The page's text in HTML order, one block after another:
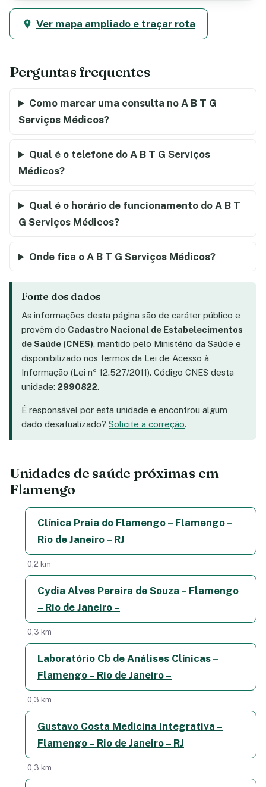
Ver mapa ampliado e traçar rota
Perguntas frequentes
Como marcar uma consulta no A B T G
Serviços Médicos?
Qual é o telefone do A B T G Serviços
Médicos?
Qual é o horário de funcionamento do A B T
G Serviços Médicos?
Onde fica o A B T G Serviços Médicos?
Fonte dos dados
As informações desta página são de caráter público e
provêm do Cadastro Nacional de Estabelecimentos
de Saúde (CNES) , mantido pelo Ministério da Saúde e
disponibilizado nos termos da Lei de Acesso à
Informação (Lei nº 12.527/2011). Código CNES desta
unidade: 2990822.
É responsável por esta unidade e encontrou algum
dado desatualizado? Solicite a correção.
Unidades de saúde próximas em
Flamengo
Clínica Praia do Flamengo – Flamengo –
Rio de Janeiro – RJ
0,2 km
Cydia Alves Pereira de Souza – Flamengo
– Rio de Janeiro –
0,3 km
Laboratório Cb de Análises Clínicas –
Flamengo – Rio de Janeiro –
0,3 km
Gustavo Costa Medicina Integrativa –
Flamengo – Rio de Janeiro – RJ
0,3 km